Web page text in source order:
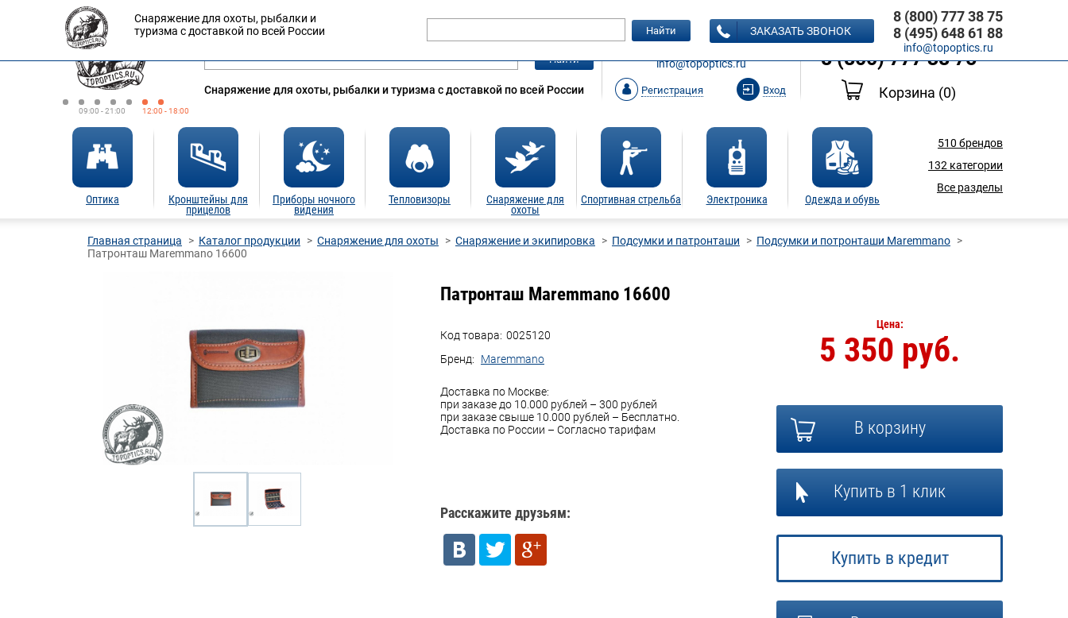
09:00 - 21:00 12:00 - 18:00
Оплата Доставка
Найти
Снаряжение для охоты, рыбалки и туризма с доставкой по всей России
ЗАКАЗАТЬ ЗВОНОК
info@topoptics.ru
Регистрация Вход
8 (495) 648 61 88
8 (800) 777 38 75
Корзина (0)
Оптика
Кронштейны для
прицелов
Приборы ночного
видения
Тепловизоры
Снаряжение для
охоты
Спортивная стрельба Электроника Одежда и обувь
510 брендов
132 категории
Все разделы
Снаряжение для охоты, рыбалки и
туризма с доставкой по всей России
Найти ЗАКАЗАТЬ ЗВОНОК
8 (800) 777 38 75
8 (495) 648 61 88
info@topoptics.ru
Главная страница Каталог продукции Снаряжение для охоты Снаряжение и экипировка Подсумки и патронташи
Подсумки и потронташи Maremmano
Патронташ Maremmano 16600
Патронташ Maremmano 16600
Код товара: 0025120
Бренд:
Maremmano
Доставка по Москве:
при заказе до 10.000 рублей – 300 рублей
при заказе свыше 10.000 рублей – Бесплатно.
Доставка по России – Согласно тарифам
Расскажите друзьям:
Цена:
5 350 руб.
В корзину
Купить в 1 клик
Купить в кредит